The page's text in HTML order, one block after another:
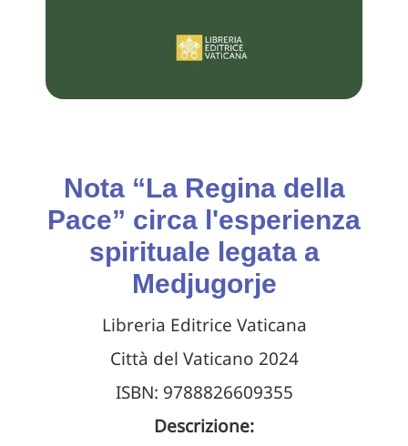
Nota “La Regina della
Pace” circa l'esperienza
spirituale legata a
Medjugorje
Libreria Editrice Vaticana
Città del Vaticano 2024
ISBN: 9788826609355
Descrizione: